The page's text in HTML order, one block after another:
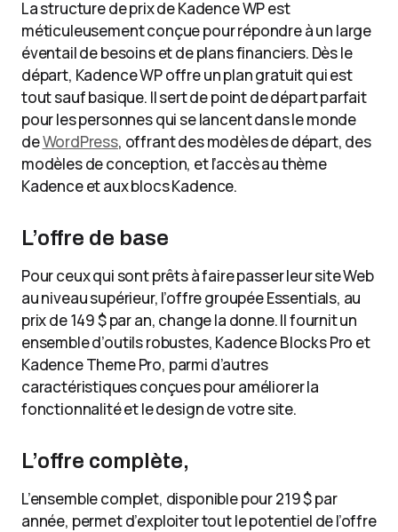
La structure de prix de Kadence WP est
méticuleusement conçue pour répondre à un large
éventail de besoins et de plans financiers. Dès le
départ, Kadence WP offre un plan gratuit qui est
tout sauf basique. Il sert de point de départ parfait
pour les personnes qui se lancent dans le monde
deWordPress, offrant des modèles de départ, des
modèles de conception, et l’accès au thème
Kadence et aux blocs Kadence.
L’offre de base
Pour ceux qui sont prêts à faire passer leur site Web
au niveau supérieur, l’offre groupée Essentials, au
prix de 149 $ par an, change la donne. Il fournit un
ensemble d’outils robustes, Kadence Blocks Pro et
Kadence Theme Pro, parmi d’autres
caractéristiques conçues pour améliorer la
fonctionnalité et le design de votre site.
L’offre complète,
L’ensemble complet, disponible pour 219 $ par
année, permet d’exploiter tout le potentiel de l’offre